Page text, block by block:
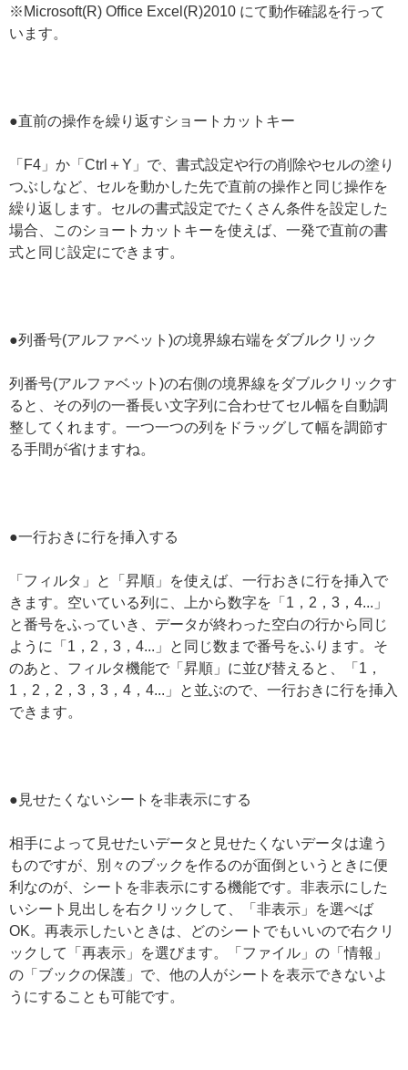
※Microsoft(R) Office Excel(R)2010 にて動作確認を行って
います。
●直前の操作を繰り返すショートカットキー
「F4」か「Ctrl＋Y」で、書式設定や行の削除やセルの塗り
つぶしなど、セルを動かした先で直前の操作と同じ操作を
繰り返します。セルの書式設定でたくさん条件を設定した
場合、このショートカットキーを使えば、一発で直前の書
式と同じ設定にできます。
●列番号(アルファベット)の境界線右端をダブルクリック
列番号(アルファベット)の右側の境界線をダブルクリックす
ると、その列の一番長い文字列に合わせてセル幅を自動調
整してくれます。一つ一つの列をドラッグして幅を調節す
る手間が省けますね。
●一行おきに行を挿入する
「フィルタ」と「昇順」を使えば、一行おきに行を挿入で
きます。空いている列に、上から数字を「1，2，3，4...」
と番号をふっていき、データが終わった空白の行から同じ
ように「1，2，3，4...」と同じ数まで番号をふります。そ
のあと、フィルタ機能で「昇順」に並び替えると、「1，
1，2，2，3，3，4，4...」と並ぶので、一行おきに行を挿入
できます。
●見せたくないシートを非表示にする
相手によって見せたいデータと見せたくないデータは違う
ものですが、別々のブックを作るのが面倒というときに便
利なのが、シートを非表示にする機能です。非表示にした
いシート見出しを右クリックして、「非表示」を選べば
OK。再表示したいときは、どのシートでもいいので右クリ
ックして「再表示」を選びます。「ファイル」の「情報」
の「ブックの保護」で、他の人がシートを表示できないよ
うにすることも可能です。